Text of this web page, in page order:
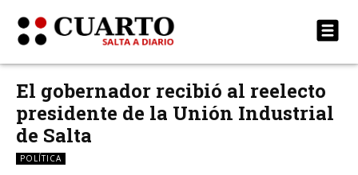
El gobernador recibió al reelecto
presidente de la Unión Industrial
de Salta
POLÍTICA